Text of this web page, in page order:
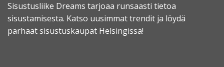
Sisustusliike Dreams tarjoaa runsaasti tietoa
sisustamisesta. Katso uusimmat trendit ja löydä
parhaat sisustuskaupat Helsingissä!